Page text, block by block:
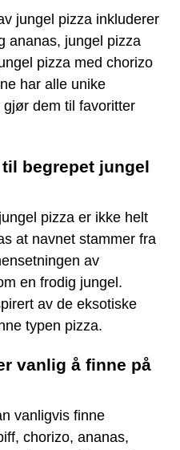
jungel pizza inkluderer
ananas, jungel pizza
pizza med chorizo
har alle unike
dem til favoritter
begrepet jungel
pizza er ikke helt
at navnet stammer fra
av
en frodig jungel.
av de eksotiske
typen pizza.
vanlig å finne på
vanligvis finne
chorizo, ananas,